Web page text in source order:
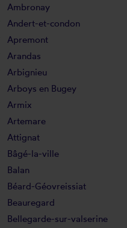
Ambronay
Andert-et-condon
Apremont
Arandas
Arbignieu
Arboys en Bugey
Armix
Artemare
Attignat
Bâgé-la-ville
Balan
Béard-Géovreissiat
Beauregard
Bellegarde-sur-valserine